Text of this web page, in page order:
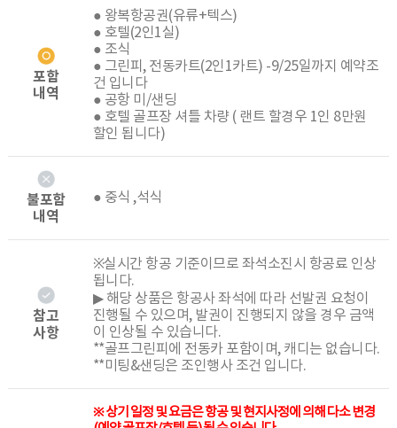
포함
내역
● 왕복항공권(유류+텍스)
● 호텔(2인1실)
● 조식
● 그린피, 전동카트(2인1카트) -9/25일까지 예약조
건 입니다
● 공항 미/샌딩
● 호텔 골프장 셔틀 차량 ( 랜트 할경우 1인 8만원
할인 됩니다)
불포함
내역
● 중식 ,석식
참고
사항
※실시간 항공 기준이므로 좌석소진시 항공료 인상
됩니다.
▶ 해당 상품은 항공사 좌석에 따라 선발권 요청이
진행될 수 있으며, 발권이 진행되지 않을 경우 금액
이 인상될 수 있습니다.
**골프그린피에 전동카 포함이며, 캐디는 없습니다.
**미팅&샌딩은 조인행사 조건 입니다.
※ 상기 일정 및 요금은 항공 및 현지사정에 의해 다소 변경